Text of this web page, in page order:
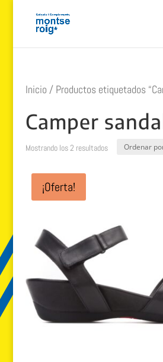
Inicio / Productos etiquetados
Camper
Mostrando los 2 resultadosOrdenado
¡Oferta!